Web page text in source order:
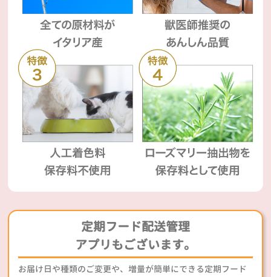
定期フード配送管理
アプリもございます。
お届け日や種類のご変更や、増量が簡単にできる定期フード